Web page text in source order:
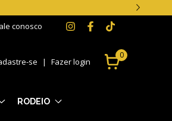
conosco
se | Fazer login
0
RODEIO